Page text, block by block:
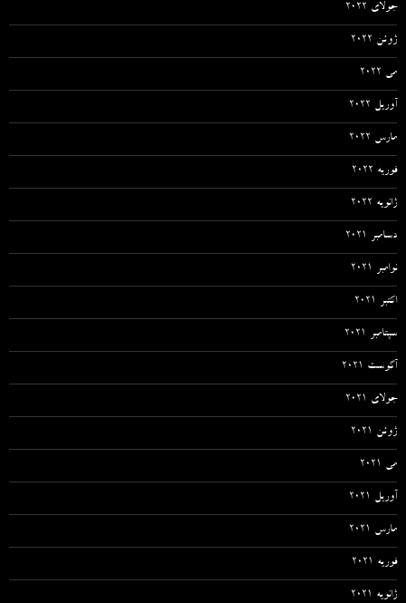
جولای 2022
ژوئن 2022
می 2022
آوریل 2022
مارس 2022
فوریه 2022
ژانویه 2022
دسامبر 2021
نوامبر 2021
اکتبر 2021
سپتامبر 2021
آگوست 2021
جولای 2021
ژوئن 2021
می 2021
آوریل 2021
مارس 2021
فوریه 2021
ژانویه 2021